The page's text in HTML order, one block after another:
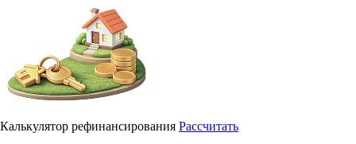
Калькулятор рефинансирования Рассчитать